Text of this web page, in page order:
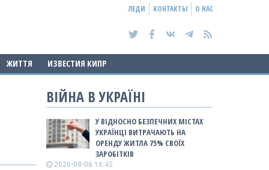
ЛЕДИ КОНТАКТЫ О НАС
ЖИТТЯ ИЗВЕСТИЯ КИПР
ВІЙНА В УКРАЇНІ
У ВІДНОСНО БЕЗПЕЧНИХ МІСТАХ
УКРАЇНЦІ ВИТРАЧАЮТЬ НА
ОРЕНДУ ЖИТЛА 75% СВОЇХ
ЗАРОБІТКІВ
2026-08-06 16:45